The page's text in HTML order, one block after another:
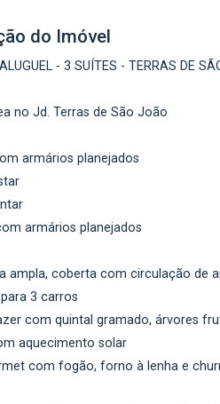
do Imóvel
- 3 SUÍTES - TERRAS DE
no Jd. Terras de São João
armários planejados
armários planejados
ampla, coberta com circulação de
3 carros
com quintal gramado, árvores
aquecimento solar
com fogão, forno à lenha e